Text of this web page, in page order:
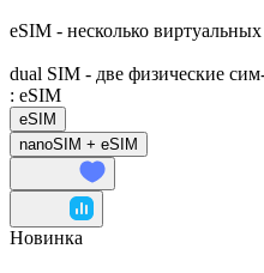
eSIM - несколько
dual SIM - две физические
: eSIM
eSIM
nanoSIM + eSIM
Новинка